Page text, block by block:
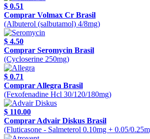
$ 0.51
Comprar Volmax Cr Brasil
(Albuterol (salbutamol) 4/8mg)
$ 4.50
Comprar Seromycin Brasil
(Cycloserine 250mg)
$ 0.71
Comprar Allegra Brasil
(Fexofenadine Hcl 30/120/180mg)
$ 110.00
Comprar Advair Diskus Brasil
(Fluticasone - Salmeterol 0.10mg + 0.05/